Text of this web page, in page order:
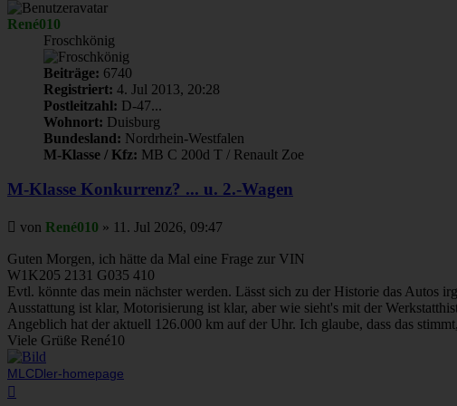
René010
Froschkönig
Beiträge: 6740
Registriert: 4. Jul 2013, 20:28
Postleitzahl: D-47...
Wohnort: Duisburg
Bundesland: Nordrhein-Westfalen
M-Klasse / Kfz: MB C 200d T / Renault Zoe
M-Klasse Konkurrenz? ... u. 2.-Wagen
Beitrag
von René010 » 11. Jul 2026, 09:47
Guten Morgen, ich hätte da Mal eine Frage zur VIN
W1K205 2131 G035 410
Evtl. könnte das mein nächster werden. Lässt sich zu der Historie das Autos
Ausstattung ist klar, Motorisierung ist klar, aber wie sieht's mit der
Angeblich hat der aktuell 126.000 km auf der Uhr. Ich glaube, dass das
Viele Grüße René10
MLCDler-homepage